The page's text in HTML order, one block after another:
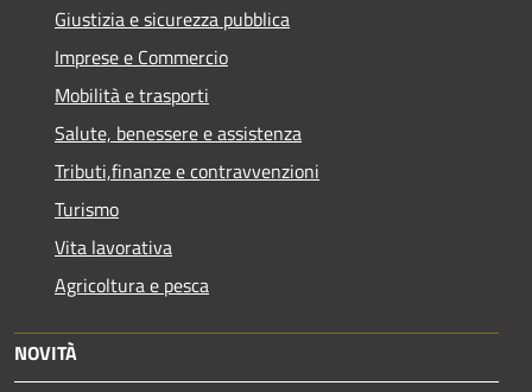
Giustizia e sicurezza pubblica
Imprese e Commercio
Mobilità e trasporti
Salute, benessere e assistenza
Tributi,finanze e contravvenzioni
Turismo
Vita lavorativa
Agricoltura e pesca
NOVITÀ